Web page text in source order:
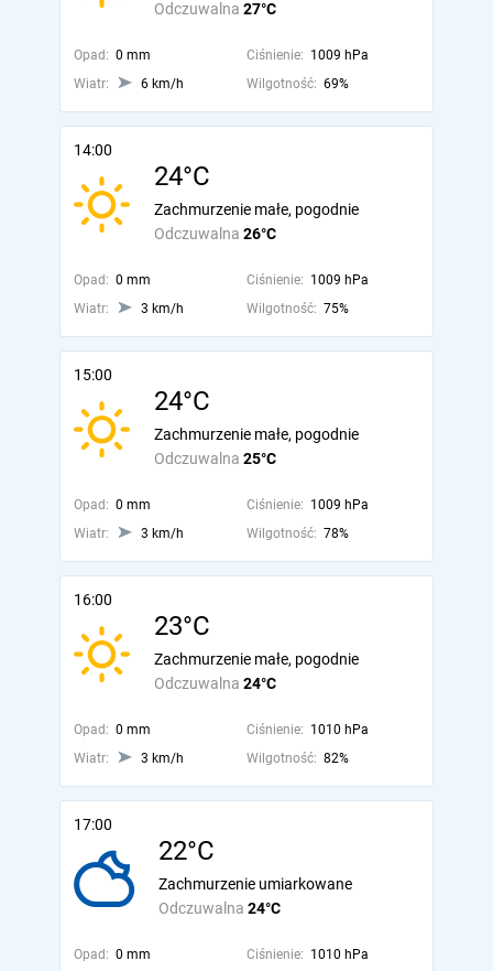
Odczuwalna 27°C
Opad: 0 mm Ciśnienie: 1009 hPa
Wiatr:
6 km/h Wilgotność: 69%
14:00
24°C
Odczuwalna 26°C
Zachmurzenie małe, pogodnie
Opad: 0 mm Ciśnienie: 1009 hPa
Wiatr:
3 km/h Wilgotność: 75%
15:00
24°C
Odczuwalna 25°C
Zachmurzenie małe, pogodnie
Opad: 0 mm Ciśnienie: 1009 hPa
Wiatr:
3 km/h Wilgotność: 78%
16:00
23°C
Odczuwalna 24°C
Zachmurzenie małe, pogodnie
Opad: 0 mm Ciśnienie: 1010 hPa
Wiatr:
3 km/h Wilgotność: 82%
17:00
22°C
Odczuwalna 24°C
Zachmurzenie umiarkowane
Opad: 0 mm Ciśnienie: 1010 hPa